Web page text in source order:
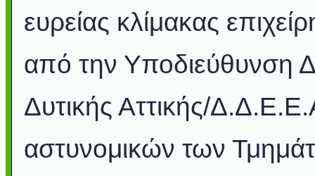
ευρείας κλίμακας
από την Υποδιεύθυνση
Δυτικής Αττικής/
αστυνομικών των